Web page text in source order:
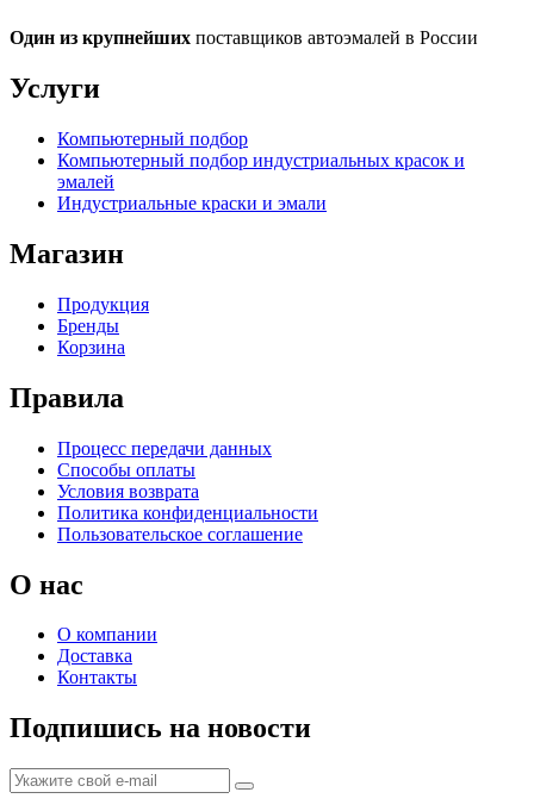
Один из крупнейших поставщиков автоэмалей в России
Услуги
Компьютерный подбор
Компьютерный подбор индустриальных красок и
эмалей
Индустриальные краски и эмали
Магазин
Продукция
Бренды
Корзина
Правила
Процесс передачи данных
Способы оплаты
Условия возврата
Политика конфиденциальности
Пользовательское соглашение
О нас
О компании
Доставка
Контакты
Подпишись на новости